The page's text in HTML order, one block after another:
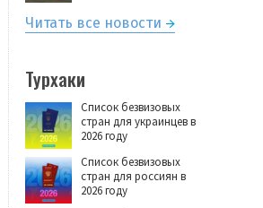
Читать все новости
Турхаки
Список безвизовых
стран для украинцев в
2026 году
Список безвизовых
стран для россиян в
2026 году